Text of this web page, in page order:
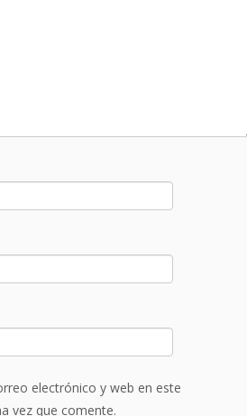
electrónico y web en este
vez que comente.